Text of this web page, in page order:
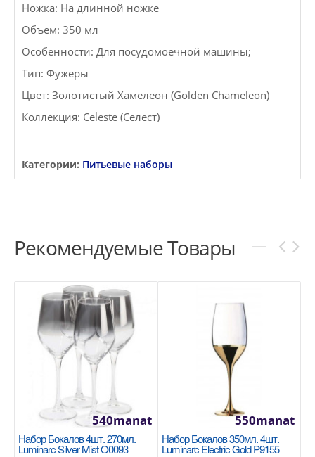
Ножка: На длинной ножке
Объем: 350 мл
Особенности: Для посудомоечной машины;
Тип: Фужеры
Цвет: Золотистый Хамелеон (Golden Chameleon)
Коллекция: Celeste (Селест)
Категории: Питьевые наборы
Рекомендуемые Товары
Набор Бокалов 4шт. 270мл.
Luminarc Silver Mist O0093
540manat
Набор Бокалов 350мл. 4шт.
Luminarc Electric Gold P9155
550manat